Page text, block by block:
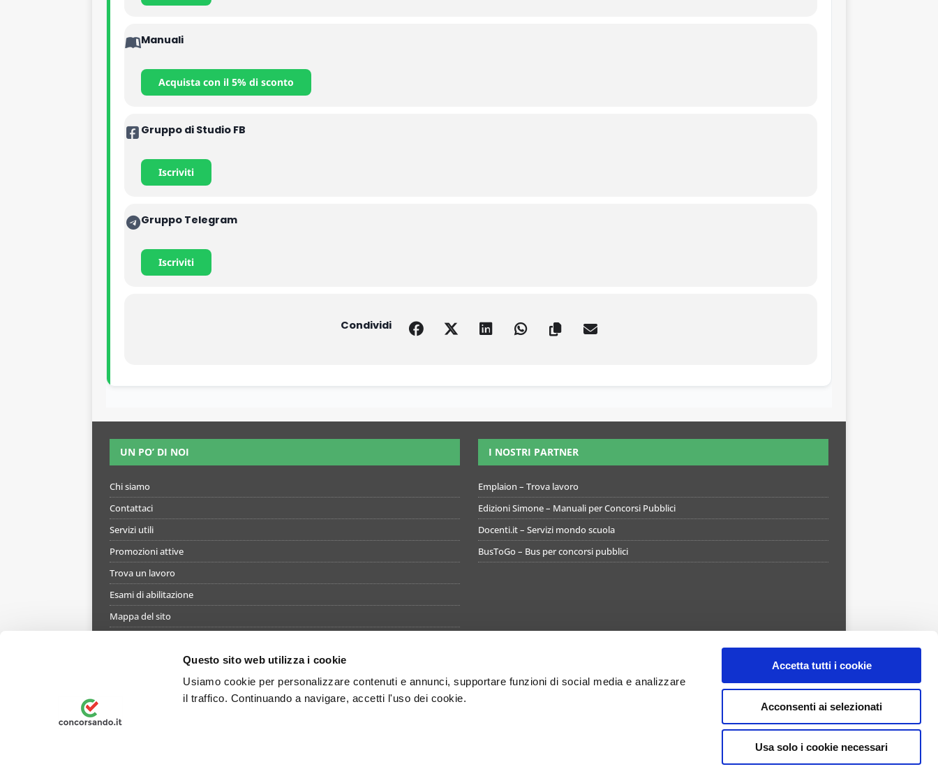
Questo sito web utilizza i cookie
Usiamo cookie per personalizzare contenuti e annunci, supportare funzioni di social media e analizzare
il traffico. Continuando a navigare, accetti l'uso dei cookie.
Accetta tutti i cookie
Acconsenti ai selezionati
Usa solo i cookie necessari
Manuali
Acquista con il 5% di sconto
Gruppo di Studio FB
Iscriviti
Gruppo Telegram
Iscriviti
Condividi
UN PO’ DI NOI
Chi siamo
Contattaci
Servizi utili
Promozioni attive
Trova un lavoro
Esami di abilitazione
Mappa del sito
Termini e condizioni di utilizzo del simulatore
Informativa privacy
Preferenze Privacy
I NOSTRI PARTNER
Emplaion – Trova lavoro
Edizioni Simone – Manuali per Concorsi Pubblici
Docenti.it – Servizi mondo scuola
BusToGo – Bus per concorsi pubblici
GOOGLE PLAY